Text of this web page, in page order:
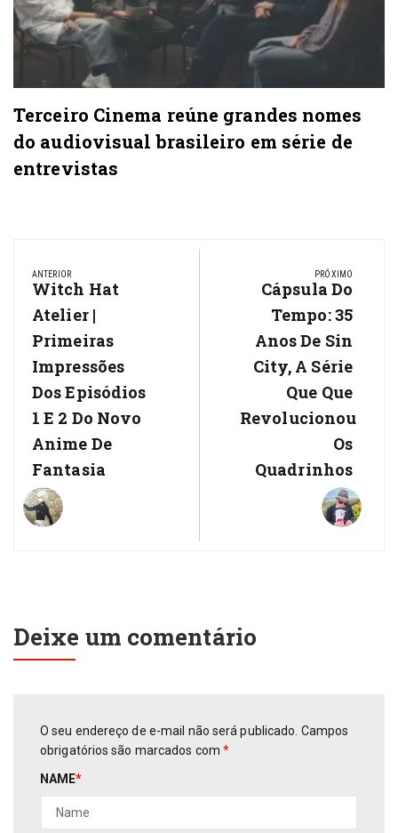
Terceiro Cinema reúne grandes nomes
do audiovisual brasileiro em série de
entrevistas
de
Post
ANTERIOR
Previous
Post:
Witch Hat
Atelier |
Primeiras
Impressões
Dos Episódios
1 E 2 Do Novo
Anime De
Fantasia
PRÓXIMO
Next
Post:
Cápsula Do
Tempo: 35
Anos De Sin
City, A Série
Que Que
Revolucionou
Os
Quadrinhos
Deixe um comentário
O seu endereço de e-mail não será publicado. Campos
obrigatórios são marcados com*
NAME*